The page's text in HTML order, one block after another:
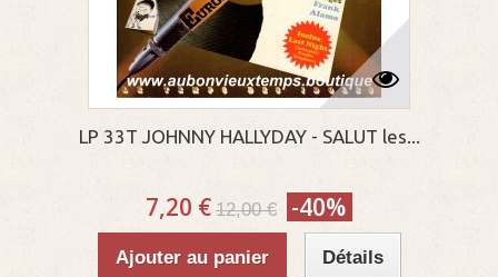
LP 33T JOHNNY HALLYDAY - SALUT les...
7,20 € 12,00 € -40%
Ajouter au panier Détails